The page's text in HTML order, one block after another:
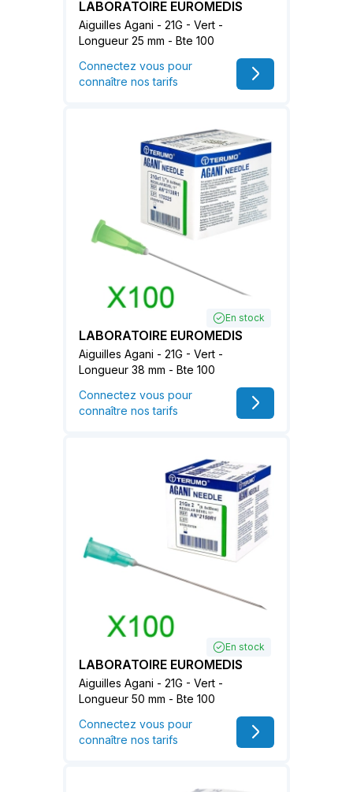
LABORATOIRE EUROMEDIS
Aiguilles Agani - 21G - Vert -
Longueur 25 mm - Bte 100
Connectez vous pour
connaître nos tarifs
En stock
LABORATOIRE EUROMEDIS
Aiguilles Agani - 21G - Vert -
Longueur 38 mm - Bte 100
Connectez vous pour
connaître nos tarifs
En stock
LABORATOIRE EUROMEDIS
Aiguilles Agani - 21G - Vert -
Longueur 50 mm - Bte 100
Connectez vous pour
connaître nos tarifs